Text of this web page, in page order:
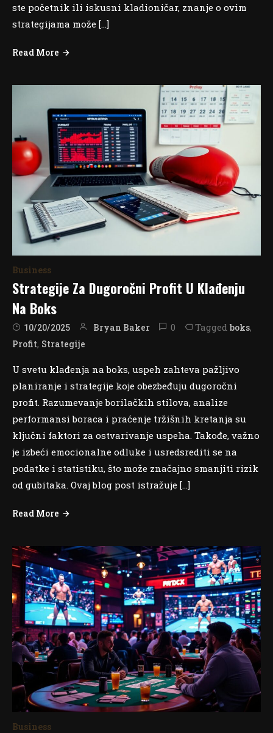
ste početnik ili iskusni kladioničar, znanje o ovim
strategijama može […]
Read More
Business
Strategije Za Dugoročni Profit U Klađenju
Na Boks
10/20/2025 Bryan Baker 0 Tagged boks,
Profit, Strategije
U svetu klađenja na boks, uspeh zahteva pažljivo
planiranje i strategije koje obezbeđuju dugoročni
profit. Razumevanje borilačkih stilova, analize
performansi boraca i praćenje tržišnih kretanja su
ključni faktori za ostvarivanje uspeha. Takođe, važno
je izbeći emocionalne odluke i usredsrediti se na
podatke i statistiku, što može značajno smanjiti rizik
od gubitaka. Ovaj blog post istražuje […]
Read More
Business